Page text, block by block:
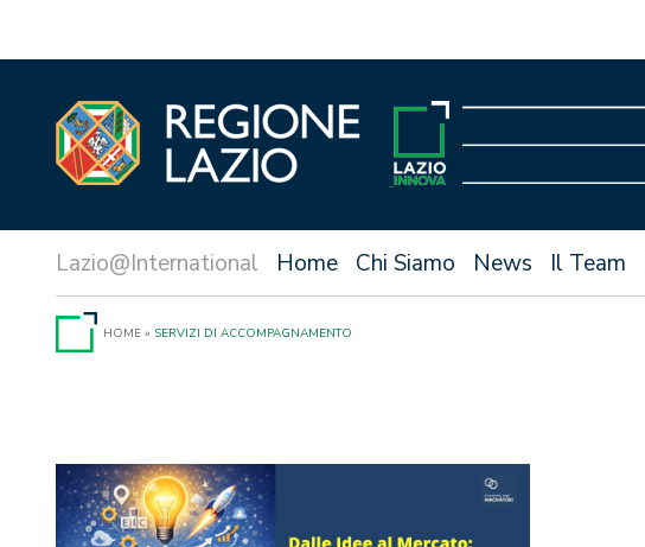
Home Chi Siamo News Il Team
HOME » SERVIZI DI ACCOMPAGNAMENTO